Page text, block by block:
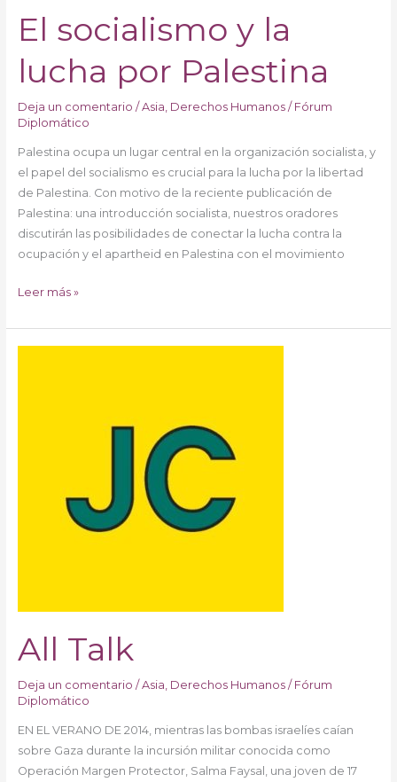
El socialismo y la
lucha por Palestina
Deja un comentario /Asia Derechos Humanos/ Fórum
Diplomático
Palestina ocupa un lugar central en la organización socialista, y
el papel del socialismo es crucial para la lucha por la libertad
de Palestina. Con motivo de la reciente publicación de
Palestina: una introducción socialista, nuestros oradores
discutirán las posibilidades de conectar la lucha contra la
ocupación y el apartheid en Palestina con el movimiento
Leer más »
All Talk
Deja un comentario /Asia Derechos Humanos/ Fórum
Diplomático
EN EL VERANO DE 2014, mientras las bombas israelíes caían
sobre Gaza durante la incursión militar conocida como
Operación Margen Protector, Salma Faysal, una joven de 17